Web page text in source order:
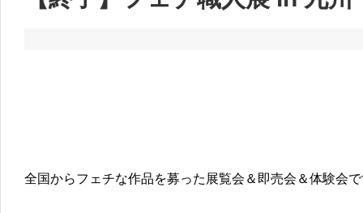
全国からフェチな作品を募った展覧会＆即売会＆体験会